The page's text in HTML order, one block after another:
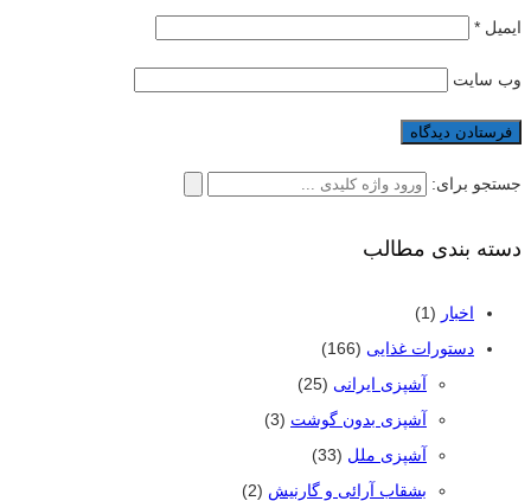
ایمیل *
وب‌ سایت
جستجو برای:
دسته بندی مطالب
اخبار (1)
دستورات غذایی (166)
آشپزی ایرانی (25)
آشپزی بدون گوشت (3)
آشپزی ملل (33)
بشقاب آرائی و گارنیش (2)